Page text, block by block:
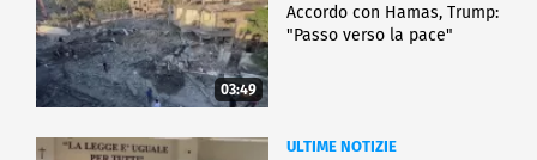
03:49
Accordo con Hamas, Trump:
"Passo verso la pace"
ULTIME NOTIZIE